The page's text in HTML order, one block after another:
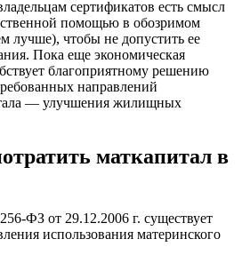
сертификатов есть смысл
помощью в обозримом
лучше), чтобы не допустить ее
Пока еще экономическая
благоприятному решению
направлений
— улучшения жилищных
маткапитал в
ФЗ от 29.12.2006 г. существует
использования материнского